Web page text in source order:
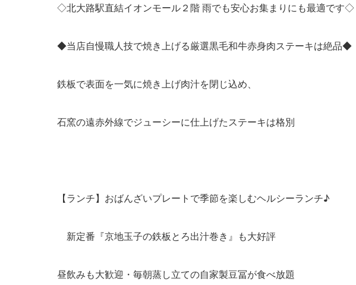
◇北大路駅直結イオンモール２階 雨でも安心お集まりにも最適です◇
◆当店自慢職人技で焼き上げる厳選黒毛和牛赤身肉ステーキは絶品◆
鉄板で表面を一気に焼き上げ肉汁を閉じ込め、
石窯の遠赤外線でジューシーに仕上げたステーキは格別
【ランチ】おばんざいプレートで季節を楽しむヘルシーランチ♪
新定番『京地玉子の鉄板とろ出汁巻き』も大好評
昼飲みも大歓迎・毎朝蒸し立ての自家製豆冨が食べ放題